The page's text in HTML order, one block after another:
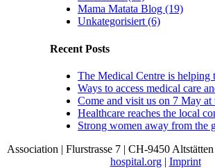
Mama Matata Blog (19)
Unkategorisiert (6)
Recent Posts
The Medical Centre is helping
Ways to access medical care
Come and visit us on 7 May
Healthcare reaches the local
Strong women away from the
Association | Flurstrasse 7 | CH-9450 Altstätten
hospital.org| Imprint